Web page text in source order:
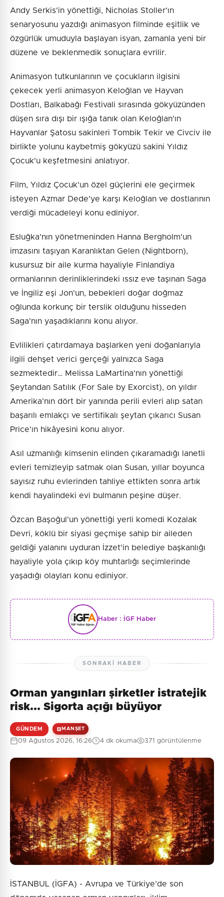
Andy Serkis'in yönettiği, Nicholas Stoller'ın
senaryosunu yazdığı animasyon filminde eşitlik ve
özgürlük umuduyla başlayan isyan, zamanla yeni bir
düzene ve beklenmedik sonuçlara evrilir.
Animasyon tutkunlarının ve çocukların ilgisini
çekecek yerli animasyon Keloğlan ve Hayvan
Dostları, Balkabağı Festivali sırasında gökyüzünden
düşen sıra dışı bir ışığa tanık olan Keloğlan'ın
Hayvanlar Şatosu sakinleri Tombik Tekir ve Civciv ile
birlikte yolunu kaybetmiş gökyüzü sakini Yıldız
Çocuk'u keşfetmesini anlatıyor.
Film, Yıldız Çocuk'un özel güçlerini ele geçirmek
isteyen Azmar Dede'ye karşı Keloğlan ve dostlarının
verdiği mücadeleyi konu ediniyor.
Esluğka'nın yönetmeninden Hanna Bergholm'un
imzasını taşıyan Karanlıktan Gelen (Nightborn),
kusursuz bir aile kurma hayaliyle Finlandiya
ormanlarının derinliklerindeki ıssız eve taşınan Saga
ve İngiliz eşi Jon'un, bebekleri doğar doğmaz
oğlunda korkunç bir terslik olduğunu hisseden
Saga'nın yaşadıklarını konu alıyor.
Evlilikleri çatırdamaya başlarken yeni doğanlarıyla
ilgili dehşet verici gerçeği yalnızca Saga
sezmektedir… Melissa LaMartina'nın yönettiği
Şeytandan Satılık (For Sale by Exorcist), on yıldır
Amerika'nın dört bir yanında perili evleri alıp satan
başarılı emlakçı ve sertifikalı şeytan çıkarıcı Susan
Price'ın hikâyesini konu alıyor.
Asıl uzmanlığı kimsenin elinden çıkaramadığı lanetli
evleri temizleyip satmak olan Susan, yıllar boyunca
sayısız ruhu evlerinden tahliye ettikten sonra artık
kendi hayalindeki evi bulmanın peşine düşer.
Özcan Başoğul'un yönettiği yerli komedi Kozalak
Devri, köklü bir siyasi geçmişe sahip bir aileden
geldiği yalanını uyduran İzzet'in belediye başkanlığı
hayaliyle yola çıkıp köy muhtarlığı seçimlerinde
yaşadığı olayları konu ediniyor.
Haber : İGF Haber
SONRAKI HABER
Orman yangınları şirketler istratejik
risk... Sigorta açığı büyüyor
GÜNDEM MANŞET
09 Ağustos 2026, 16:26 4 dk okuma 371 görüntülenme
İSTANBUL (İGFA) - Avrupa ve Türkiye’de son